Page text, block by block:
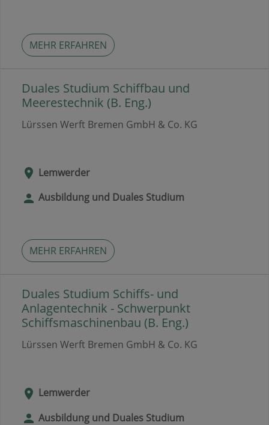
MEHR ERFAHREN
Duales Studium Schiffbau und
Meerestechnik (B. Eng.)
Lürssen Werft Bremen GmbH & Co. KG
Lemwerder
Ausbildung und Duales Studium
MEHR ERFAHREN
Duales Studium Schiffs- und
Anlagentechnik - Schwerpunkt
Schiffsmaschinenbau (B. Eng.)
Lürssen Werft Bremen GmbH & Co. KG
Lemwerder
Ausbildung und Duales Studium